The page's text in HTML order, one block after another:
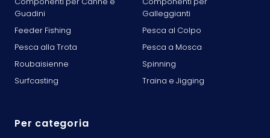
Guadini
Galleggianti
Feeder Fishing
Pesca al Colpo
Pesca alla Trota
Pesca a Mosca
Roubaisienne
Spinning
Surfcasting
Traina e Jigging
Per categoria